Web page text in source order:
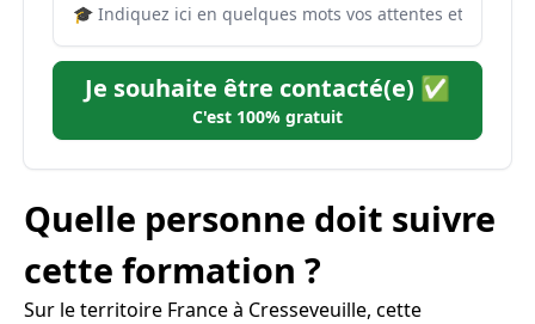
Je souhaite être contacté(e) ✅
C'est 100% gratuit
Quelle personne doit suivre
cette formation ?
Sur le territoire France à Cresseveuille, cette